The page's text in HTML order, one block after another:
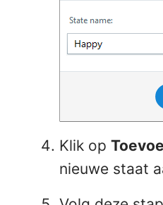
Klik op
nieuwe staat